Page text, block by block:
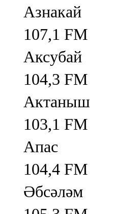
Азнакай
107,1 FM
Аксубай
104,3 FM
Актаныш
103,1 FM
Апас
104,4 FM
Әбсәләм